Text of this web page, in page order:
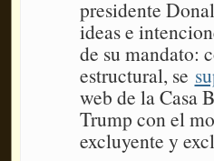
presidente
ideas e
de su mandato:
estructural, se
web de la Casa
Trump con el
excluyente y